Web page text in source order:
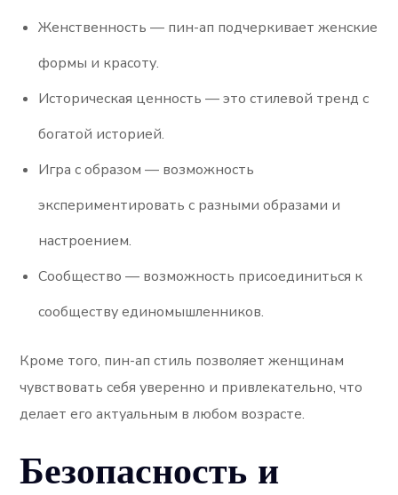
Женственность — пин-ап подчеркивает женские
формы и красоту.
Историческая ценность — это стилевой тренд с
богатой историей.
Игра с образом — возможность
экспериментировать с разными образами и
настроением.
Сообщество — возможность присоединиться к
сообществу единомышленников.
Кроме того, пин-ап стиль позволяет женщинам
чувствовать себя уверенно и привлекательно, что
делает его актуальным в любом возрасте.
Безопасность и